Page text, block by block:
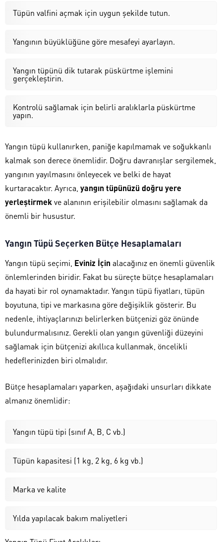
Tüpün valfini açmak için uygun şekilde tutun.
Yangının büyüklüğüne göre mesafeyi ayarlayın.
Yangın tüpünü dik tutarak püskürtme işlemini
gerçekleştirin.
Kontrolü sağlamak için belirli aralıklarla püskürtme
yapın.
Yangın tüpü kullanırken, paniğe kapılmamak ve soğukkanlı
kalmak son derece önemlidir. Doğru davranışlar sergilemek,
yangının yayılmasını önleyecek ve belki de hayat
kurtaracaktır. Ayrıca, yangın tüpünüzü doğru yere
yerleştirmekve alanının erişilebilir olmasını sağlamak da
önemli bir husustur.
Yangın Tüpü Seçerken Bütçe Hesaplamaları
Yangın tüpü seçimi, Eviniz İçin alacağınız en önemli güvenlik
önlemlerinden biridir. Fakat bu süreçte bütçe hesaplamaları
da hayati bir rol oynamaktadır. Yangın tüpü fiyatları, tüpün
boyutuna, tipi ve markasına göre değişiklik gösterir. Bu
nedenle, ihtiyaçlarınızı belirlerken bütçenizi göz önünde
bulundurmalısınız. Gerekli olan yangın güvenliği düzeyini
sağlamak için bütçenizi akıllıca kullanmak, öncelikli
hedeflerinizden biri olmalıdır.
Bütçe hesaplamaları yaparken, aşağıdaki unsurları dikkate
almanız önemlidir:
Yangın tüpü tipi (sınıf A, B, C vb.)
Tüpün kapasitesi (1 kg, 2 kg, 6 kg vb.)
Marka ve kalite
Yılda yapılacak bakım maliyetleri